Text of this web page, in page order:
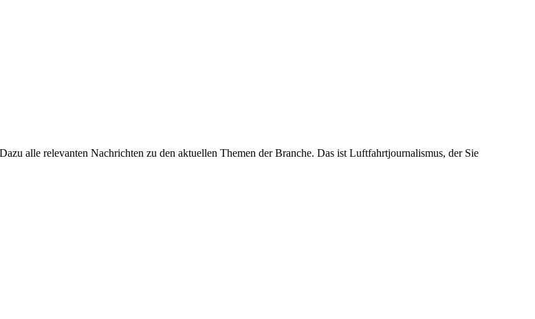
alle relevanten Nachrichten zu den aktuellen Themen der Branche. Das ist Luftfahrtjournalismus, der Sie